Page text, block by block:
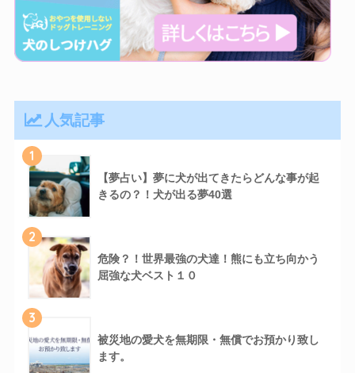
人気記事
1
【夢占い】夢に犬が出てきたらどんな事が起
きるの？！犬が出る夢40選
2
危険？！世界最強の犬達！熊にも立ち向かう
屈強な犬ベスト１０
3
被災地の愛犬を無期限・無償でお預かり致し
ます。